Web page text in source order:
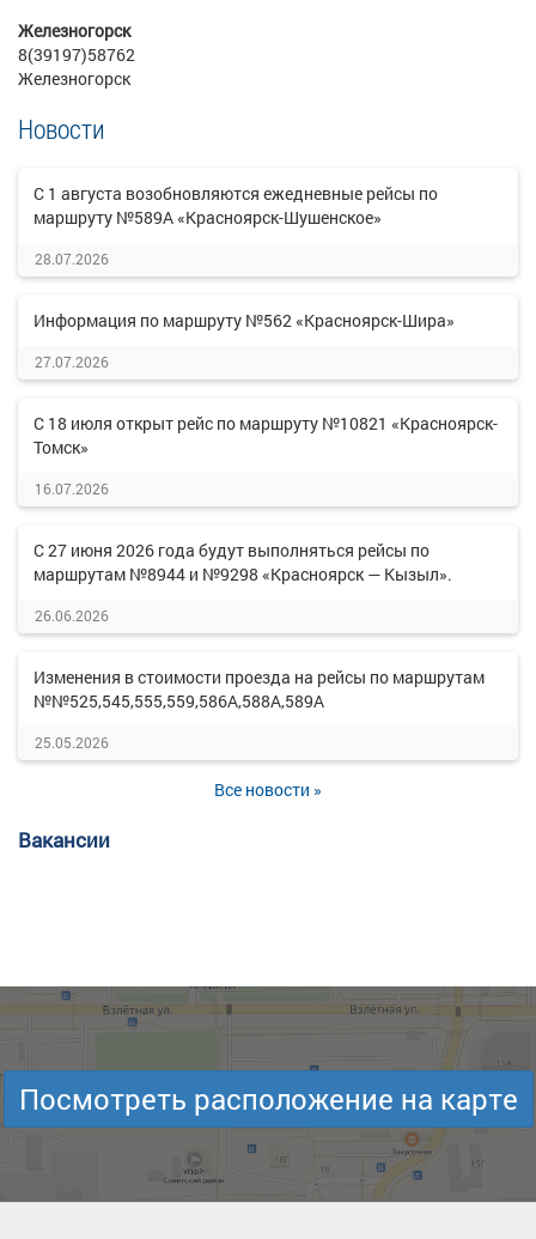
Железногорск
8(39197)58762
Железногорск
Новости
С 1 августа возобновляются ежедневные рейсы по
маршруту №589А «Красноярск-Шушенское»
28.07.2026
Информация по маршруту №562 «Красноярск-Шира»
27.07.2026
С 18 июля открыт рейс по маршруту №10821 «Красноярск-
Томск»
16.07.2026
С 27 июня 2026 года будут выполняться рейсы по
маршрутам №8944 и №9298 «Красноярск — Кызыл».
26.06.2026
Изменения в стоимости проезда на рейсы по маршрутам
№№525,545,555,559,586А,588А,589А
25.05.2026
Все новости »
Вакансии
Посмотреть расположение на карте